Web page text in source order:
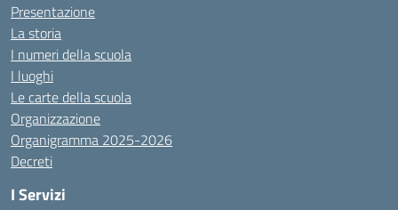
Presentazione
La storia
I numeri della scuola
I luoghi
Le carte della scuola
Organizzazione
Organigramma 2025-2026
Decreti
I Servizi